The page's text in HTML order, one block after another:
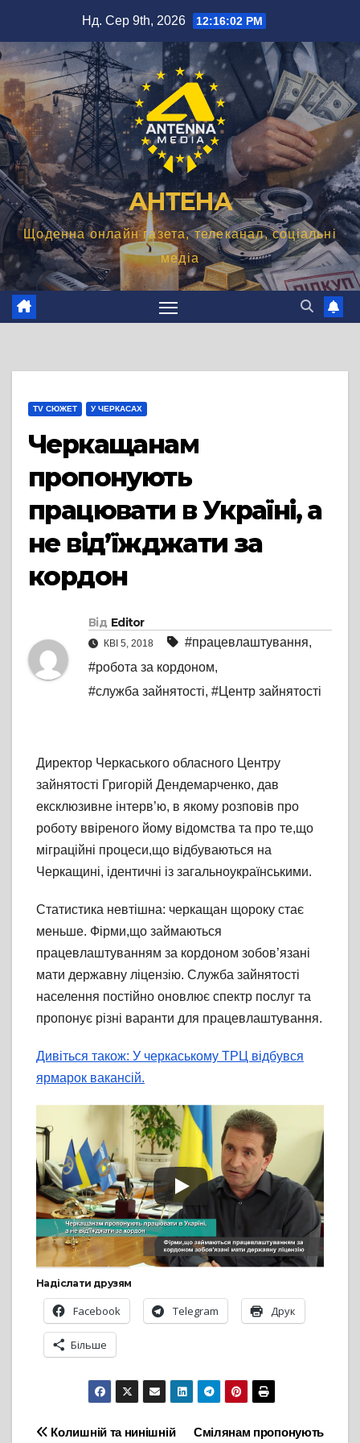
вмісту
Нд. Сер 9th, 2026 12:16:03 PM
АНТЕНА
Щоденна онлайн газета, телеканал, соціальні
медіа
TV СЮЖЕТ У ЧЕРКАСАХ
Черкащанам
пропонують
працювати в Україні, а
не від’їжджати за
кордон
Від Editor
КВІ 5, 2018 #працевлаштування,
#робота за кордоном,
#служба зайнятості, #Центр зайнятості
Директор Черкаського обласного Центру
зайнятості Григорій Дендемарченко, дав
ексклюзивне інтерв’ю, в якому розповів про
роботу ввіреного йому відомства та про те,що
міграційні процеси,що відбуваються на
Черкащині, ідентичні із загальноукраїнськими.
Статистика невтішна: черкащан щороку стає
меньше. Фірми,що займаються
працевлаштуванням за кордоном зобов’язані
мати державну ліцензію. Служба зайнятості
населення постійно оновлює спектр послуг та
пропонує різні варанти для працевлаштування.
Дивіться також: У черкаському ТРЦ відбувся
ярмарок вакансій.
Надіслати друзям
Facebook Telegram Друк
Більше
Смілянам пропонують
Колишній та нинішній